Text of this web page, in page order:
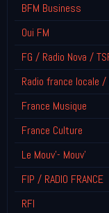
BFM Business
Oui FM
FG / Radio Nova /
Radio france locale
France Musique
France Culture
Le Mouv'- Mouv'
FIP / RADIO FRANCE
RFI